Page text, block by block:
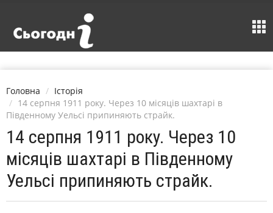
Головна
Історія
14 серпня 1911 року. Через 10 місяців шахтарі в
Південному Уельсі припиняють страйк.
14 серпня 1911 року. Через 10
місяців шахтарі в Південному
Уельсі припиняють страйк.